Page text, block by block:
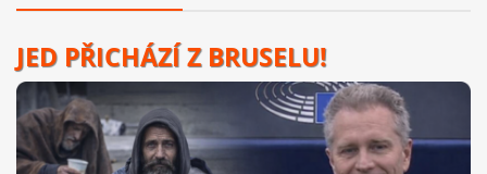
JED PŘICHÁZÍ Z BRUSELU!